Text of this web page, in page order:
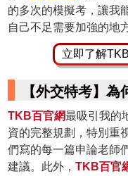
的多次的模擬考，讓我
自己不足需要加強的地
立即了解
【外交特考】
TKB百官網最吸引我的
資的完整規劃，特別重
們寫的每一篇申論老師
建議。此外，TKB百官